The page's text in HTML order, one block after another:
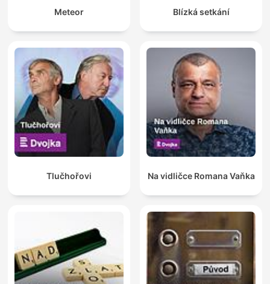
Meteor Blízká setkání
Tlučhořovi Na vidličce Romana Vaňka